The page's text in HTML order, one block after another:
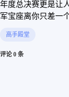
年度总决赛更是让
军宝座离你只差一
高手殿堂
评论 0 条